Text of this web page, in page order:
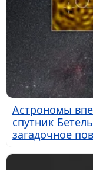
Астрономы
спутник
загадочное